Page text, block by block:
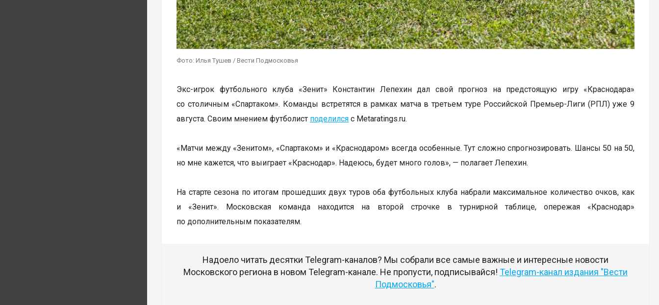
Фото: Илья Тушев / Вести Подмосковья
Экс-игрок футбольного клуба «Зенит» Константин Лепехин дал свой прогноз на предстоящую игру «Краснодара»
со столичным «Спартаком». Команды встретятся в рамках матча в третьем туре Российской Премьер-Лиги (РПЛ) уже 9
августа. Своим мнением футболист поделился с Metaratings.ru.
«Матчи между «Зенитом», «Спартаком» и «Краснодаром» всегда особенные. Тут сложно спрогнозировать. Шансы 50 на 50,
но мне кажется, что выиграет «Краснодар». Надеюсь, будет много голов», — полагает Лепехин.
На старте сезона по итогам прошедших двух туров оба футбольных клуба набрали максимальное количество очков, как
и «Зенит». Московская команда находится на второй строчке в турнирной таблице, опережая «Краснодар»
по дополнительным показателям.
Надоело читать десятки Telegram-каналов? Мы собрали все самые важные и интересные новости
Московского региона в новом Telegram-канале. Не пропусти, подписывайся! Telegram-канал издания "Вести
Подмосковья".